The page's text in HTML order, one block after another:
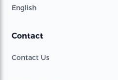
English
Contact
Contact Us